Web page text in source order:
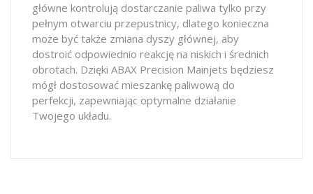
główne kontrolują dostarczanie paliwa tylko przy
pełnym otwarciu przepustnicy, dlatego konieczna
może być także zmiana dyszy głównej, aby
dostroić odpowiednio reakcję na niskich i średnich
obrotach. Dzięki ABAX Precision Mainjets będziesz
mógł dostosować mieszankę paliwową do
perfekcji, zapewniając optymalne działanie
Twojego układu.